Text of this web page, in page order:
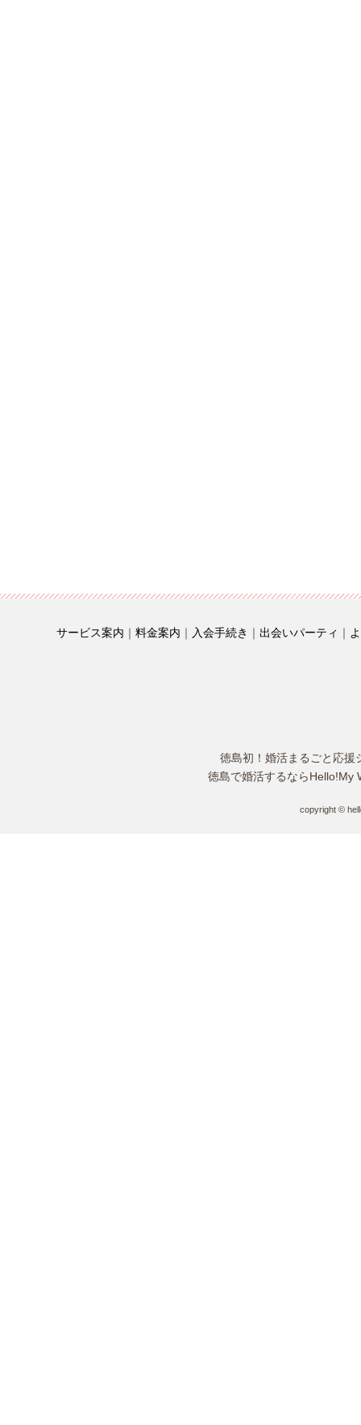
サービス案内 ｜ 料金案内 ｜ 入会手続き ｜ 出会いパーティ ｜
徳島初！婚活まるごと応援
徳島で婚活するならHello!My
copyright ©